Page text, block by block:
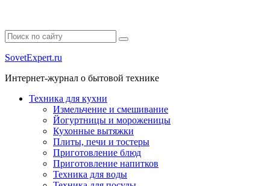
SovetExpert.ru
Интернет-журнал о бытовой технике
Техника для кухни
Измельчение и смешивание
Йогуртницы и мороженицы
Кухонные вытяжки
Плиты, печи и тостеры
Приготовление блюд
Приготовление напитков
Техника для воды